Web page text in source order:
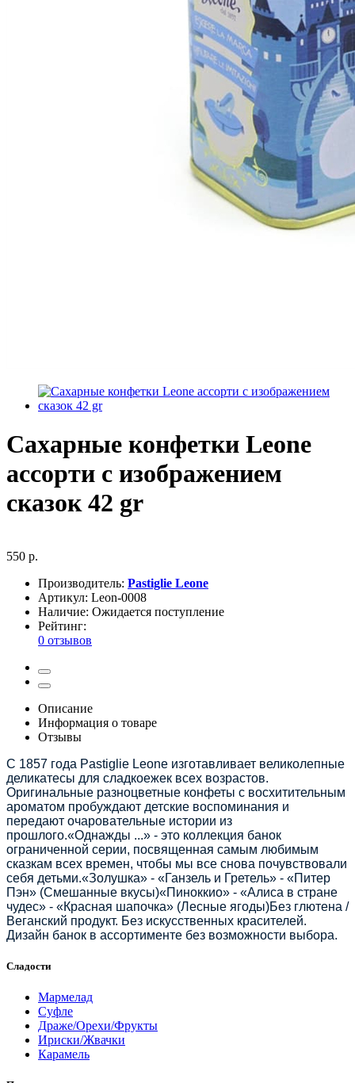
Сахарные конфетки Leone
ассорти с изображением
сказок 42 gr
550 р.
Производитель: Pastiglie Leone
Артикул: Leon-0008
Наличие: Ожидается поступление
Рейтинг:
0 отзывов
Описание
Информация о товаре
Отзывы
С 1857 года Pastiglie Leone изготавливает великолепные
деликатесы для сладкоежек всех возрастов.
Оригинальные разноцветные конфеты с восхитительным
ароматом пробуждают детские воспоминания и
передают очаровательные истории из
прошлого.«Однажды ...» - это коллекция банок
ограниченной серии, посвященная самым любимым
сказкам всех времен, чтобы мы все снова почувствовали
себя детьми.«Золушка» - «Ганзель и Гретель» - «Питер
Пэн» (Смешанные вкусы)«Пиноккио» - «Алиса в стране
чудес» - «Красная шапочка» (Лесные ягоды)Без глютена /
Веганский продукт. Без искусственных красителей.
Дизайн банок в ассортименте без возможности выбора.
Сладости
Мармелад
Суфле
Драже/Орехи/Фрукты
Ириски/Жвачки
Карамель